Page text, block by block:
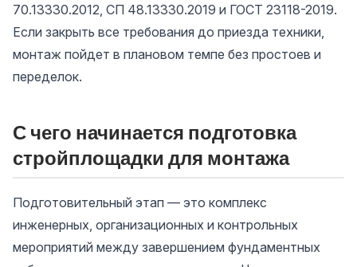
70.13330.2012, СП 48.13330.2019 и ГОСТ 23118-2019.
Если закрыть все требования до приезда техники,
монтаж пойдет в плановом темпе без простоев и
переделок.
С чего начинается подготовка
стройплощадки для монтажа
Подготовительный этап — это комплекс
инженерных, организационных и контрольных
мероприятий между завершением фундаментных